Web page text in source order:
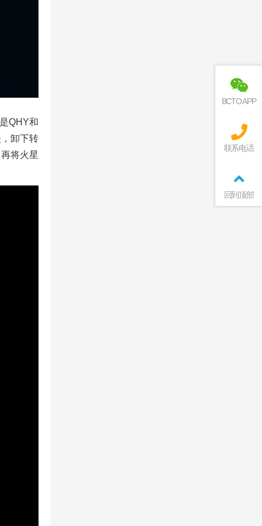
QHY和
卸下转
将火星
BCTO APP
联系电话
回到顶部